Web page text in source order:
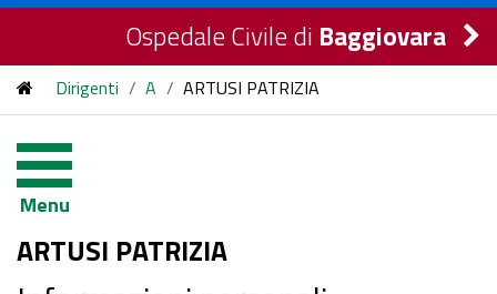
Ospedale Civile di Baggiovara
Dirigenti / A / ARTUSI PATRIZIA
Menu
ARTUSI PATRIZIA